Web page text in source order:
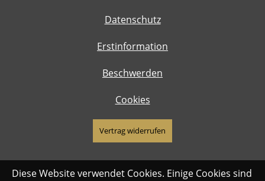
Datenschutz
Erstinformation
Beschwerden
Cookies
Vertrag widerrufen
Diese Website verwendet Cookies. Einige Cookies sind